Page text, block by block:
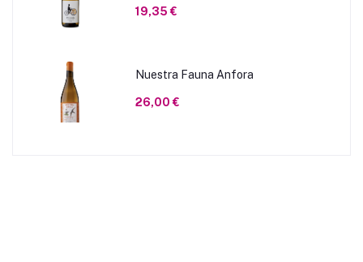
19,35 €
Nuestra Fauna Anfora
26,00 €